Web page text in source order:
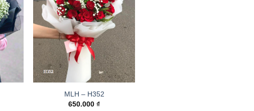
MLH – H352
650.000₫